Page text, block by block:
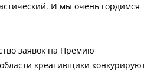
И мы очень гордимся
заявок на Премию
креативщики конкурируют